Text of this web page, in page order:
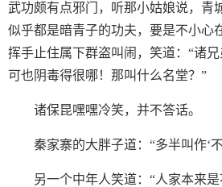
武功颇有点邪门，听那小姑娘说，青
似乎都是暗青子的功夫，要是不小心
挥手止住属下群盗叫闹，笑道：“诸兄
可也阴毒得很哪！那叫什么名堂？”
诸保昆嘿嘿冷笑，并不答话。
秦家寨的大胖子道：“多半叫作‘
另一个中年人笑道：“人家本来